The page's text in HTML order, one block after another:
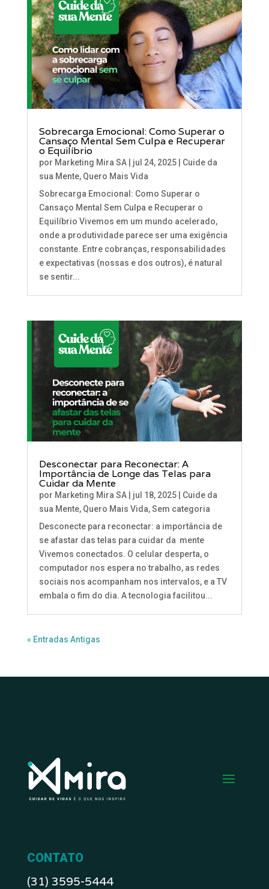
Sobrecarga Emocional: Como Superar o
Cansaço Mental Sem Culpa e Recuperar
o Equilíbrio
por Marketing Mira SA| jul 24, 2025| Cuide da
sua Mente, Quero Mais Vida
Sobrecarga Emocional: Como Superar o
Cansaço Mental Sem Culpa e Recuperar o
Equilíbrio Vivemos em um mundo acelerado,
onde a produtividade parece ser uma exigência
constante. Entre cobranças, responsabilidades
e expectativas (nossas e dos outros), é natural
se sentir...
Desconectar para Reconectar: A
Importância de Longe das Telas para
Cuidar da Mente
por Marketing Mira SA| jul 18, 2025| Cuide da
sua Mente, Quero Mais Vida,Sem categoria
Desconecte para reconectar: a importância de
se afastar das telas para cuidar da mente
Vivemos conectados. O celular desperta, o
computador nos espera no trabalho, as redes
sociais nos acompanham nos intervalos, e a TV
embala o fim do dia. A tecnologia facilitou...
« Entradas Antigas
CONTATO
(31) 3595-5444